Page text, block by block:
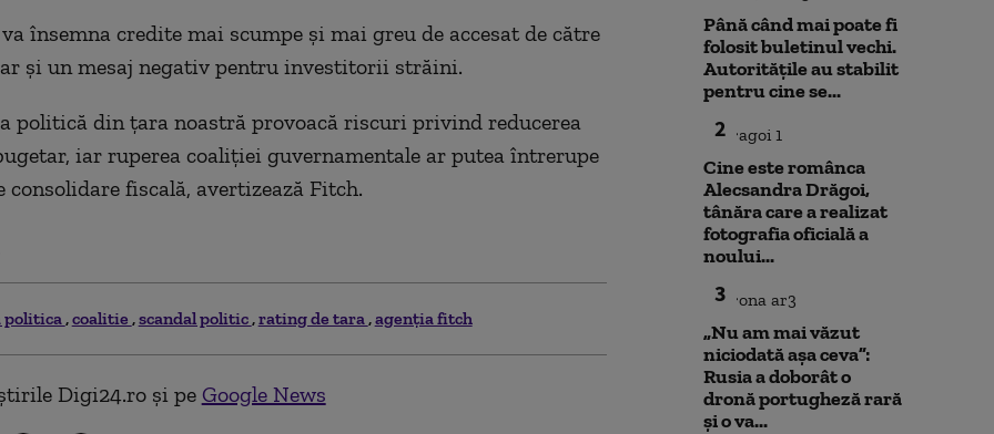
însemna credite mai scumpe și mai greu de accesat de către
și un mesaj negativ pentru investitorii străini.
politică din țara noastră provoacă riscuri privind reducerea
iar ruperea coaliției guvernamentale ar putea întrerupe
consolidare fiscală, avertizează Fitch.
politica coalitie scandal politic rating de tara agenția fitch
Digi24.ro și pe Google News
Până când mai poate fi
folosit buletinul vechi.
Autoritățile au stabilit
pentru cine se...
2
Cine este românca
Alecsandra Drăgoi,
tânăra care a realizat
fotografia oficială a
noului...
3
„Nu am mai văzut
niciodată așa ceva”:
Rusia a doborât o
dronă portugheză rară
și o va...